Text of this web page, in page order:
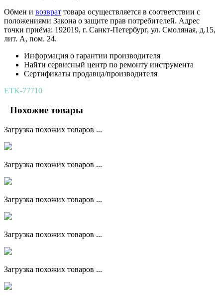
Обмен и возврат товара осуществляется в соответствии с
положениями Закона о защите прав потребителей. Адрес
точки приёма: 192019, г. Санкт-Петербург, ул. Смоляная, д.15,
лит. А, пом. 24.
Информация о гарантии производителя
Найти сервисный центр по ремонту инструмента
Сертификаты продавца/производителя
ETK-77710
Похожие товары
Загрузка похожих товаров ...
Загрузка похожих товаров ...
Загрузка похожих товаров ...
Загрузка похожих товаров ...
Загрузка похожих товаров ...